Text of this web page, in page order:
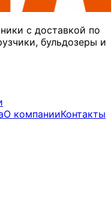
с доставкой по
бульдозеры и
О компанииКонтакты